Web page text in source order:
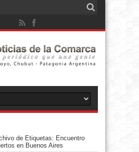
de Etiquetas: Encuentro
en Buenos Aires